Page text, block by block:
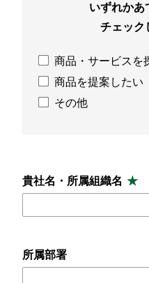
いずれかあ
チェック
商品・サービスを
商品を提案したい
その他
貴社名・所属組織名
所属部署